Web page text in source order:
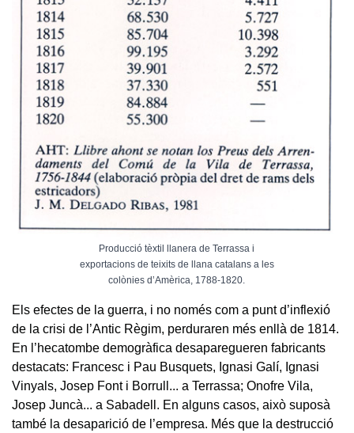
Producció tèxtil llanera de Terrassa i
exportacions de teixits de llana catalans a les
colònies d’Amèrica, 1788-1820.
Els efectes de la guerra, i no només com a punt d’inflexió
de la crisi de l’Antic Règim, perduraren més enllà de 1814.
En l’hecatombe demogràfica desaparegueren fabricants
destacats: Francesc i Pau Busquets, Ignasi Galí, Ignasi
Vinyals, Josep Font i Borrull... a Terrassa; Onofre Vila,
Josep Juncà... a Sabadell. En alguns casos, això suposà
també la desaparició de l’empresa. Més que la destrucció